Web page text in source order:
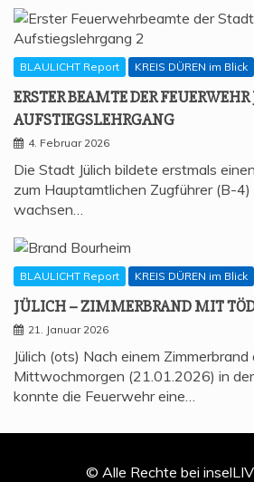
BLAULICHT Report KREIS DÜREN im Blick
ERS­TER BEAM­TE DER
AUFSTIEGSLEHRGANG
4. Februar 2026
Die Stadt Jülich bildete erstmals
zum Hauptamtlichen Zugführer (B-4)
wachsen…
BLAULICHT Report KREIS DÜREN im Blick
JÜLICH – ZIM­MER­BRAND MIT
21. Januar 2026
Jülich (ots) Nach einem Zimmerbrand
Mittwochmorgen (21.01.2026) in
konnte die Feuerwehr eine…
© Alle Rechte bei